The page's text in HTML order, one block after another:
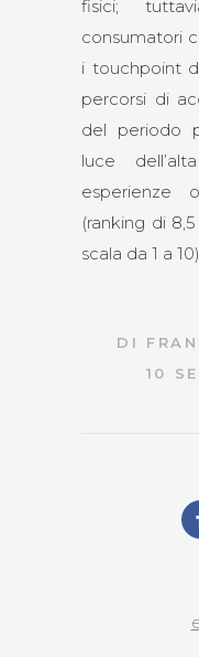
fisici;
consumatori
i touchpoint
percorsi di
del periodo
luce
esperienze
(ranking di
scala da 1 a
DI
10